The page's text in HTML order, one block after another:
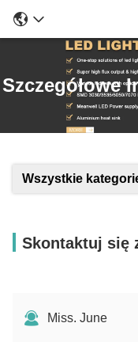
Szczegółowe
Wszystkie
Skontaktuj się
Miss. June